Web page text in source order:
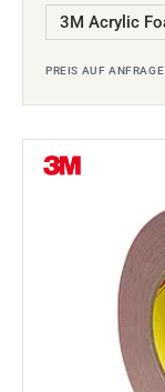
PREIS AUF ANFRAGE